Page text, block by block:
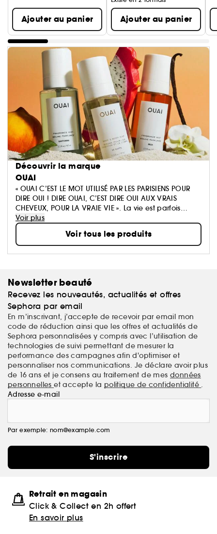
Ajouter au panier Ajouter au panier
Découvrir la marque
OUAI
« OUAI C’EST LE MOT UTILISÉ PAR LES PARISIENS POUR
DIRE OUI ! DIRE OUAI, C’EST DIRE OUI AUX VRAIS
CHEVEUX, POUR LA VRAIE VIE ». La vie est parfois
parsemée d’embûches, c’est pourquoi nous
pensons que la beauté se doit d’être facile. Votre
salle de bain est en passe de devenir très chic.
Voir plus
Voir tous les produits
Newsletter beauté
Recevez les nouveautés, actualités et offres
Sephora par email
En m’inscrivant, j’accepte de recevoir par email mon
code de réduction ainsi que les offres et actualités de
Sephora personnalisées y compris avec l’utilisation de
technologies de suivi permettant de mesurer la
performance des campagnes afin d'optimiser et
personnaliser nos communications. Je déclare avoir plus
de 16 ans et je consens au traitement de mes données
personnelleset accepte la politique de confidentialité .
Adresse e-mail
Par exemple: nom@example.com
S'inscrire
Retrait en magasin
Click & Collect en 2h offert
En savoir plus